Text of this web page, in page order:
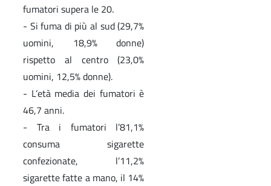
fumatori supera le 20.
- Si fuma di più al sud (29,7%
uomini, 18,9% donne)
rispetto al centro (23,0%
uomini, 12,5% donne).
- L’età media dei fumatori è
46,7 anni.
- Tra i fumatori l’81,1%
consuma sigarette
confezionate, l’11,2%
sigarette fatte a mano, il 14%